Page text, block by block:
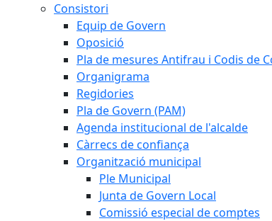
Consistori
Equip de Govern
Oposició
Pla de mesures Antifrau i Codis de
Organigrama
Regidories
Pla de Govern (PAM)
Agenda institucional de l'alcalde
Càrrecs de confiança
Organització municipal
Ple Municipal
Junta de Govern Local
Comissió especial de comptes